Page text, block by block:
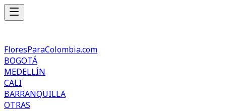
FloresParaColombia.com
BOGOTÁ
MEDELLÍN
CALI
BARRANQUILLA
OTRAS